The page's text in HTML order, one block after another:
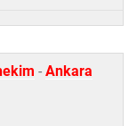
- Ankara